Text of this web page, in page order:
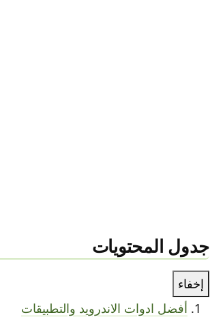
جدول المحتويات
إخفاء
أفضل ادوات الاندرويد والتطبيقات